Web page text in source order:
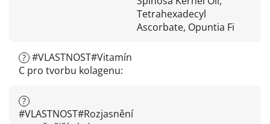
Tetrahexadecyl
Ascorbate, Opuntia Fi
? #VLASTNOST#Vitamín
C pro tvorbu kolagenu:
?
#VLASTNOST#Rozjasnění